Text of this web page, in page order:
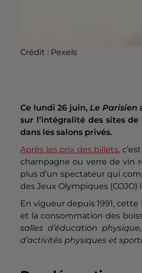
Crédit : Pexels
Ce lundi 26 juin, Le Parisien
sur l’intégralité des sites
dans les salons privés.
Après les prix des billets,
champagne ou verre de vin
plus d’un spectateur qui
des Jeux Olympiques (COJO)
En vigueur depuis 1991, cette
et la consommation des
salles d’éducation
d’activités physiques et